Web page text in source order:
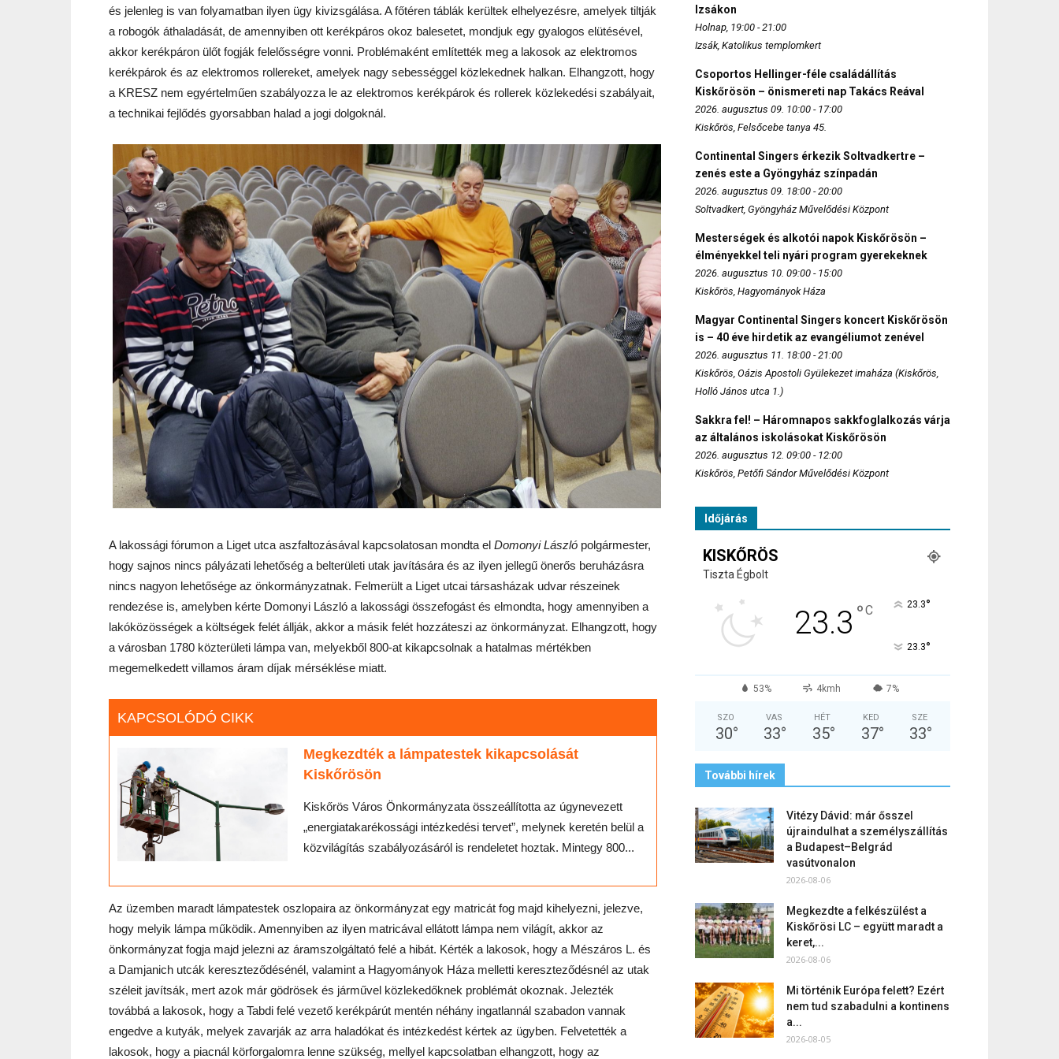
és jelenleg is van folyamatban ilyen ügy kivizsgálása. A főtéren táblák kerültek elhelyezésre, amelyek tiltják
a robogók áthaladását, de amennyiben ott kerékpáros okoz balesetet, mondjuk egy gyalogos elütésével,
akkor kerékpáron ülőt fogják felelősségre vonni. Problémaként említették meg a lakosok az elektromos
kerékpárok és az elektromos rollereket, amelyek nagy sebességgel közlekednek halkan. Elhangzott, hogy
a KRESZ nem egyértelműen szabályozza le az elektromos kerékpárok és rollerek közlekedési szabályait,
a technikai fejlődés gyorsabban halad a jogi dolgoknál.
A lakossági fórumon a Liget utca aszfaltozásával kapcsolatosan mondta el Domonyi László polgármester,
hogy sajnos nincs pályázati lehetőség a belterületi utak javítására és az ilyen jellegű önerős beruházásra
nincs nagyon lehetősége az önkormányzatnak. Felmerült a Liget utcai társasházak udvar részeinek
rendezése is, amelyben kérte Domonyi László a lakossági összefogást és elmondta, hogy amennyiben a
lakóközösségek a költségek felét állják, akkor a másik felét hozzáteszi az önkormányzat. Elhangzott, hogy
a városban 1780 közterületi lámpa van, melyekből 800-at kikapcsolnak a hatalmas mértékben
megemelkedett villamos áram díjak mérséklése miatt.
KAPCSOLÓDÓ CIKK
Megkezdték a lámpatestek kikapcsolását
Kiskőrösön
Kiskőrös Város Önkormányzata összeállította az úgynevezett
„energiatakarékossági intézkedési tervet”, melynek keretén belül a
közvilágítás szabályozásáról is rendeletet hoztak. Mintegy 800...
Az üzemben maradt lámpatestek oszlopaira az önkormányzat egy matricát fog majd kihelyezni, jelezve,
hogy melyik lámpa működik. Amennyiben az ilyen matricával ellátott lámpa nem világít, akkor az
önkormányzat fogja majd jelezni az áramszolgáltató felé a hibát. Kérték a lakosok, hogy a Mészáros L. és
a Damjanich utcák kereszteződésénél, valamint a Hagyományok Háza melletti kereszteződésnél az utak
széleit javítsák, mert azok már gödrösek és járművel közlekedőknek problémát okoznak. Jelezték
továbbá a lakosok, hogy a Tabdi felé vezető kerékpárút mentén néhány ingatlannál szabadon vannak
engedve a kutyák, melyek zavarják az arra haladókat és intézkedést kértek az ügyben. Felvetették a
lakosok, hogy a piacnál körforgalomra lenne szükség, mellyel kapcsolatban elhangzott, hogy az
Izsákon
Holnap, 19:00 - 21:00
Izsák, Katolikus templomkert
Csoportos Hellinger-féle családállítás
Kiskőrösön – önismereti nap Takács Reával
2026. augusztus 09. 10:00 - 17:00
Kiskőrös, Felsőcebe tanya 45.
Continental Singers érkezik Soltvadkertre –
zenés este a Gyöngyház színpadán
2026. augusztus 09. 18:00 - 20:00
Soltvadkert, Gyöngyház Művelődési Központ
Mesterségek és alkotói napok Kiskőrösön –
élményekkel teli nyári program gyerekeknek
2026. augusztus 10. 09:00 - 15:00
Kiskőrös, Hagyományok Háza
Magyar Continental Singers koncert Kiskőrösön
is – 40 éve hirdetik az evangéliumot zenével
2026. augusztus 11. 18:00 - 21:00
Kiskőrös, Oázis Apostoli Gyülekezet imaháza (Kiskőrös,
Holló János utca 1.)
Sakkra fel! – Háromnapos sakkfoglalkozás várja
az általános iskolásokat Kiskőrösön
2026. augusztus 12. 09:00 - 12:00
Kiskőrös, Petőfi Sándor Művelődési Központ
Időjárás
KISKŐRÖS
Tiszta Égbolt
23.3 °C 23.3°
23.3°
53% 4kmh 7%
SZO
30°
VAS
33°
HÉT
35°
KED
37°
SZE
33°
További hírek
Vitézy Dávid: már ősszel
újraindulhat a személyszállítás
a Budapest–Belgrád
vasútvonalon
2026-08-06
Megkezdte a felkészülést a
Kiskőrösi LC – együtt maradt a
keret,...
2026-08-06
Mi történik Európa felett? Ezért
nem tud szabadulni a kontinens
a...
2026-08-05